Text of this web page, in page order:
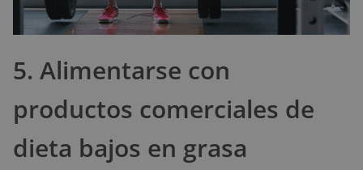
5. Alimentarse con
productos comerciales de
dieta bajos en grasa